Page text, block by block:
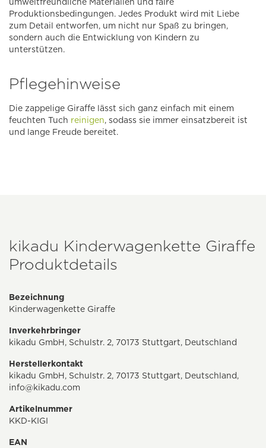
umweltfreundliche Materialien und faire
Produktionsbedingungen. Jedes Produkt wird mit Liebe
zum Detail entworfen, um nicht nur Spaß zu bringen,
sondern auch die Entwicklung von Kindern zu
unterstützen.
Pflegehinweise
Die zappelige Giraffe lässt sich ganz einfach mit einem
feuchten Tuch reinigen, sodass sie immer einsatzbereit ist
und lange Freude bereitet.
kikadu Kinderwagenkette Giraffe
Produktdetails
Bezeichnung
Kinderwagenkette Giraffe
Inverkehrbringer
kikadu GmbH, Schulstr. 2, 70173 Stuttgart, Deutschland
Herstellerkontakt
kikadu GmbH, Schulstr. 2, 70173 Stuttgart, Deutschland,
info@kikadu.com
Artikelnummer
KKD-KIGI
EAN